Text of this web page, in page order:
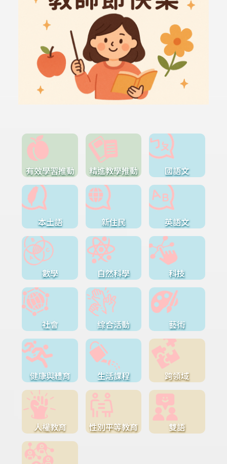
有效學習推動 精進教學推動 國語文
本土語 新住民 英語文
數學 自然科學 科技
社會 綜合活動 藝術
健康與體育 生活課程 跨領域
人權教育 性別平等教育 雙語